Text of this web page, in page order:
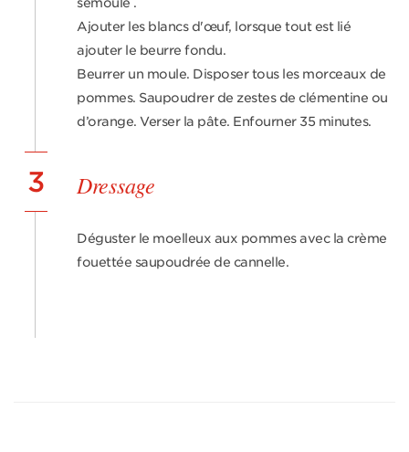
Ajouter les blancs d'œuf, lorsque tout est lié
ajouter le beurre fondu.
Beurrer un moule. Disposer tous les morceaux de
pommes. Saupoudrer de zestes de clémentine ou
d’orange. Verser la pâte. Enfourner 35 minutes.
3 Dressage
Déguster le moelleux aux pommes avec la crème
fouettée saupoudrée de cannelle.